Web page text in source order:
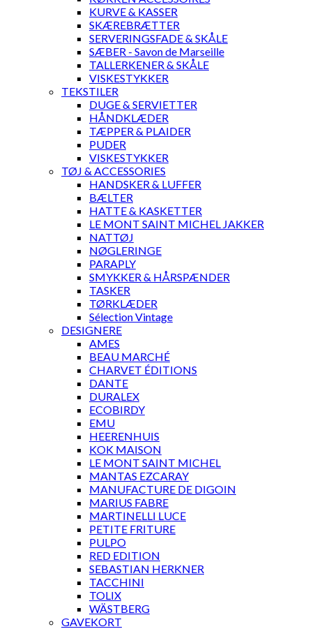
KURVE & KASSER
SKÆREBRÆTTER
SERVERINGSFADE & SKÅLE
SÆBER - Savon de Marseille
TALLERKENER & SKÅLE
VISKESTYKKER
TEKSTILER
DUGE & SERVIETTER
HÅNDKLÆDER
TÆPPER & PLAIDER
PUDER
VISKESTYKKER
TØJ & ACCESSORIES
HANDSKER & LUFFER
BÆLTER
HATTE & KASKETTER
LE MONT SAINT MICHEL JAKKER
NATTØJ
NØGLERINGE
PARAPLY
SMYKKER & HÅRSPÆNDER
TASKER
TØRKLÆDER
Sélection Vintage
DESIGNERE
AMES
BEAU MARCHÉ
CHARVET ÉDITIONS
DANTE
DURALEX
ECOBIRDY
EMU
HEERENHUIS
KOK MAISON
LE MONT SAINT MICHEL
MANTAS EZCARAY
MANUFACTURE DE DIGOIN
MARIUS FABRE
MARTINELLI LUCE
PETITE FRITURE
PULPO
RED EDITION
SEBASTIAN HERKNER
TACCHINI
TOLIX
WÄSTBERG
GAVEKORT